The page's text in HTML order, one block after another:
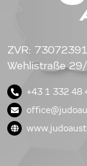
ZVR: 73072391
Wehlistraße
+43 1 332 48